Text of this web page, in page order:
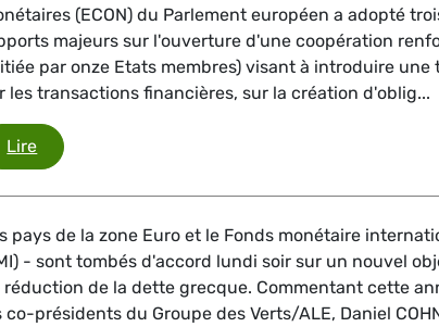
(ECON) du Parlement européen a adopté
majeurs sur l'ouverture d'une coopération
par onze Etats membres) visant à introduire une
les transactions financières, sur la création d'oblig...
LireEconomie - UE
pays de la zone Euro et le Fonds monétaire
- sont tombés d'accord lundi soir sur un nouvel
réduction de la dette grecque. Commentant cette
co-présidents du Groupe des Verts/ALE, Daniel